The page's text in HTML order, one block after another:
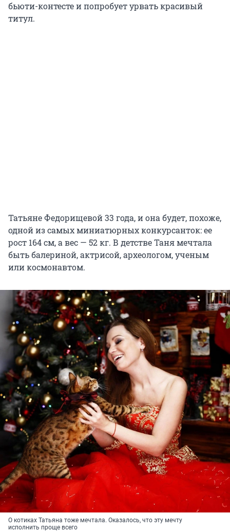
бьюти-контесте и попробует урвать красивый
титул.
Татьяне Федорищевой 33 года, и она будет, похоже,
одной из самых миниатюрных конкурсанток: ее
рост 164 см, а вес — 52 кг. В детстве Таня мечтала
быть балериной, актрисой, археологом, ученым
или космонавтом.
О котиках Татьяна тоже мечтала. Оказалось, что эту мечту
исполнить проще всего